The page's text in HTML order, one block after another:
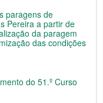
paragens de
Pereira a partir de
da paragem
das condições
do 51.º Curso